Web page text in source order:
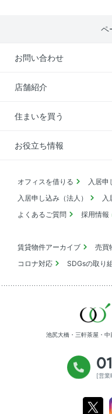
ペ
お問い合わせ
店舗紹介
住まいを買う
お役立ち情報
オフィスを借りる
入居申
入居申し込み（法人）
入
よくあるご質問
採用情報
賃貸物件アーカイブ 売買
コロナ対応
SDGsの取り
池尻大橋・三軒茶屋・
[営業